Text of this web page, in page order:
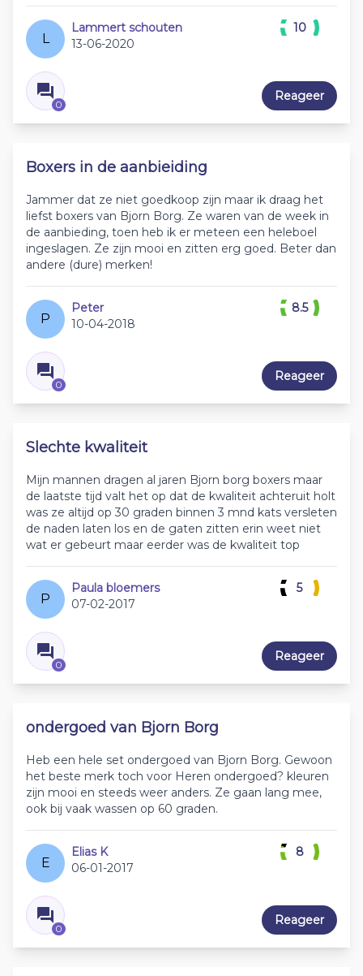
L
Lammert schouten
13-06-2020
0
10
Reageer
Boxers in de aanbieiding
Jammer dat ze niet goedkoop zijn maar ik draag het
liefst boxers van Bjorn Borg. Ze waren van de week in
de aanbieding, toen heb ik er meteen een heleboel
ingeslagen. Ze zijn mooi en zitten erg goed. Beter dan
andere (dure) merken!
P
Peter
10-04-2018
0
8.5
Reageer
Slechte kwaliteit
Mijn mannen dragen al jaren Bjorn borg boxers maar
de laatste tijd valt het op dat de kwaliteit achteruit holt
was ze altijd op 30 graden binnen 3 mnd kats versleten
de naden laten los en de gaten zitten erin weet niet
wat er gebeurt maar eerder was de kwaliteit top
P
Paula bloemers
07-02-2017
0
5
Reageer
ondergoed van Bjorn Borg
Heb een hele set ondergoed van Bjorn Borg. Gewoon
het beste merk toch voor Heren ondergoed? kleuren
zijn mooi en steeds weer anders. Ze gaan lang mee,
ook bij vaak wassen op 60 graden.
E
Elias K
06-01-2017
0
8
Reageer